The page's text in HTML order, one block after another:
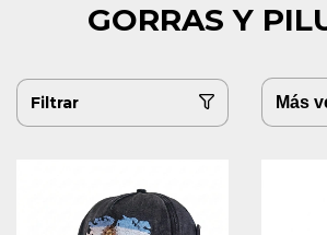
GORRAS Y
Filtrar